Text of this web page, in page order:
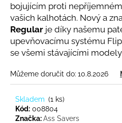
bojujícím proti
vašich kalhotách. Nový a
Regular je díky našemu
upevňovacímu systému
se všemi stávajícími modely
Můžeme doručit do: 10.8.2026
Skladem (1 ks)
Kód: 008804
Značka:Ass Savers
D
o
p
o
r
č
u